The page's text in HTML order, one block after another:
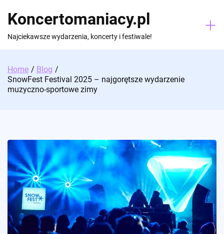
content
Koncertomaniacy.pl
Najciekawsze wydarzenia, koncerty i festiwale!
Home
Blog
SnowFest Festival 2025 – najgorętsze wydarzenie
muzyczno-sportowe zimy